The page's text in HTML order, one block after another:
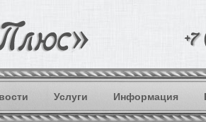
Услуги Информация